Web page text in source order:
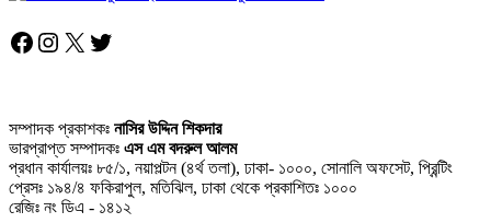
Facebook
Instagram
X Twitter
সম্পাদক প্রকাশকঃ নাসির উদ্দিন শিকদার
ভারপ্রাপ্ত সম্পাদকঃ এস এম বদরুল আলম
প্রধান কার্যালয়ঃ ৮৫/১, নয়াপল্টন (৪র্থ তলা), ঢাকা- ১০০০, সোনালি অফসেট, প্রিন্টিং
প্রেসঃ ১৯৪/৪ ফকিরাপুল, মতিঝিল, ঢাকা থেকে প্রকাশিতঃ ১০০০
রেজিঃ নং ডিএ - ১৪১২